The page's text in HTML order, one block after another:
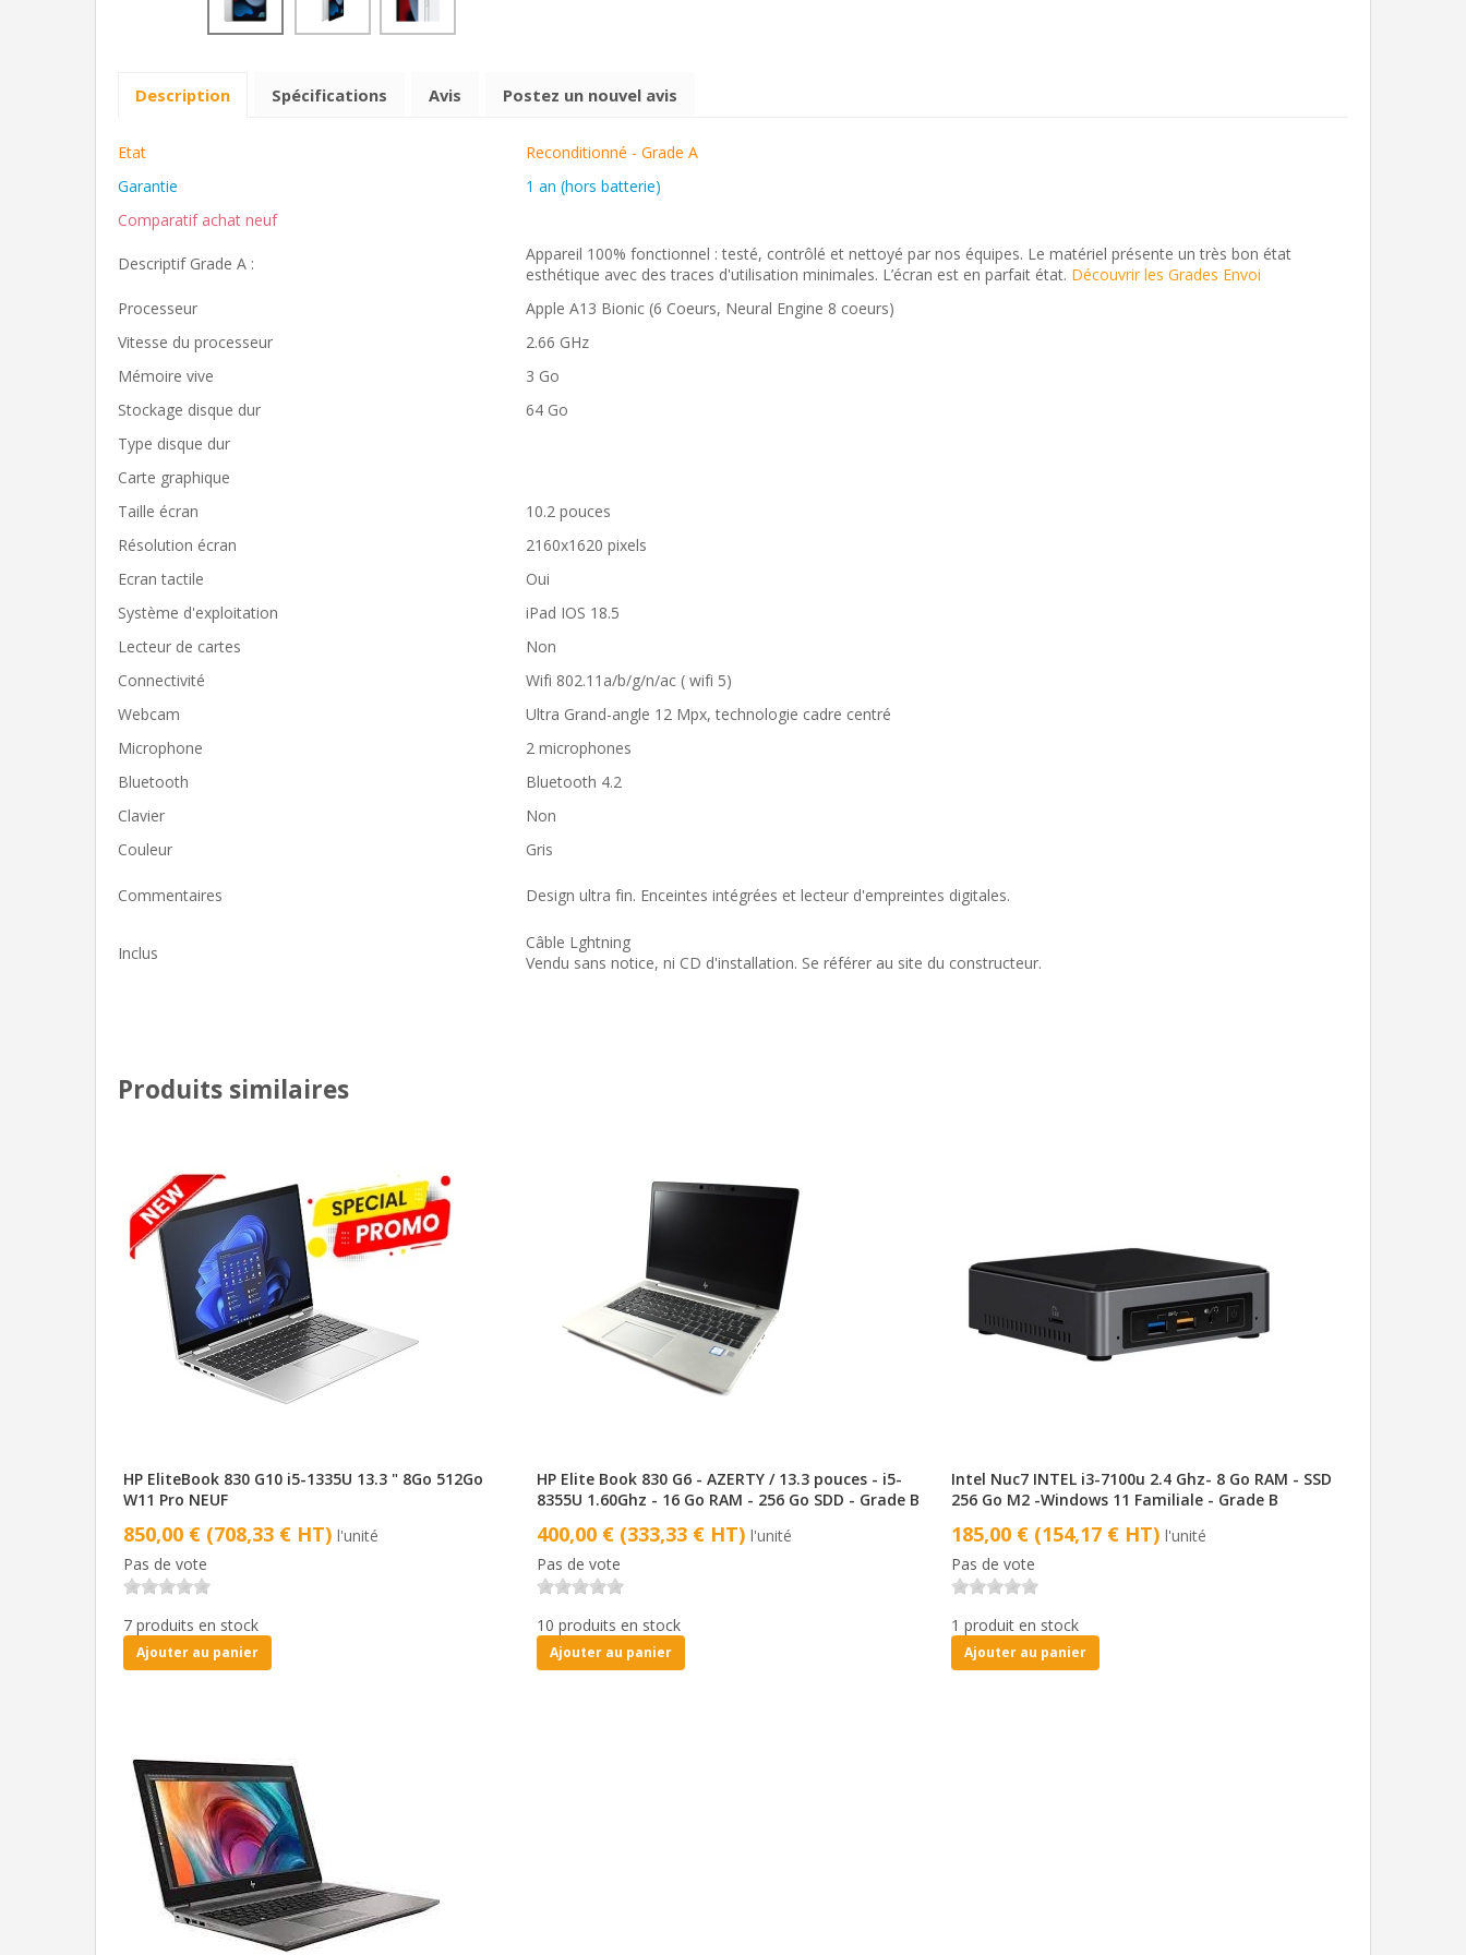
Description Spécifications Avis Postez un nouvel avis
Etat
Reconditionné - Grade A
Garantie
1 an (hors batterie)
Comparatif achat neuf
Descriptif Grade A :
Appareil 100% fonctionnel : testé, contrôlé et nettoyé par nos équipes. Le matériel présente un très bon état
esthétique avec des traces d'utilisation minimales. L’écran est en parfait état. Découvrir les Grades Envoi
Processeur
Apple A13 Bionic (6 Coeurs, Neural Engine 8 coeurs)
Vitesse du processeur
2.66 GHz
Mémoire vive
3 Go
Stockage disque dur
64 Go
Type disque dur
Carte graphique
Taille écran
10.2 pouces
Résolution écran
2160x1620 pixels
Ecran tactile
Oui
Système d'exploitation
iPad IOS 18.5
Lecteur de cartes
Non
Connectivité
Wifi 802.11a/b/g/n/ac ( wifi 5)
Webcam
Ultra Grand-angle 12 Mpx, technologie cadre centré
Microphone
2 microphones
Bluetooth
Bluetooth 4.2
Clavier
Non
Couleur
Gris
Commentaires Design ultra fin. Enceintes intégrées et lecteur d'empreintes digitales.
Inclus
Câble Lghtning
Vendu sans notice, ni CD d'installation. Se référer au site du constructeur.
Produits similaires
HP EliteBook 830 G10 i5-1335U 13.3 " 8Go 512Go
W11 Pro NEUF
850,00 € (708,33 € HT) l'unité
Pas de vote
7 produits en stock
Ajouter au panier
HP Elite Book 830 G6 - AZERTY / 13.3 pouces - i5-
8355U 1.60Ghz - 16 Go RAM - 256 Go SDD - Grade B
400,00 € (333,33 € HT)l'unité
Pas de vote
10 produits en stock
Ajouter au panier
Intel Nuc7 INTEL i3-7100u 2.4 Ghz- 8 Go RAM - SSD
256 Go M2 -Windows 11 Familiale - Grade B
185,00 € (154,17 € HT) l'unité
Pas de vote
1 produit en stock
Ajouter au panier